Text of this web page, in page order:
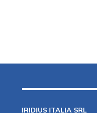
IRIDIUS ITALIA SRL